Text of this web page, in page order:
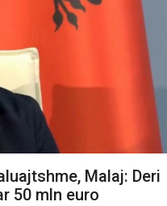
Malaj: Deri
50 mln euro